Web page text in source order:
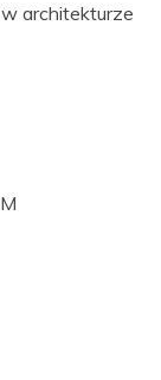
architekturze